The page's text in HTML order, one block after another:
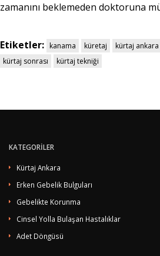
zamanını beklemeden doktoruna
Etiketler: kanama küretaj kürtaj ankara
kürtaj sonrası
kürtaj tekniği
KATEGORİLER
Kürtaj Ankara
Erken Gebelik Bulguları
Gebelikte Korunma
Cinsel Yolla Bulaşan Hastalıklar
Adet Döngüsü